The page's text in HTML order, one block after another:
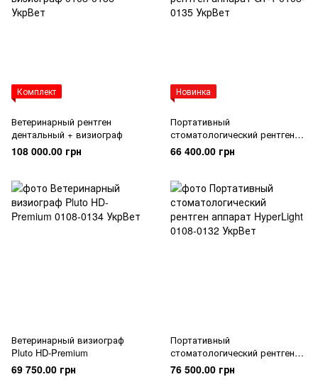
Комплект
Ветеринарный рентген
дентальный + визиограф
108 000.00 грн
Новинка
Портативный
стоматологический рентген
аппарат GT-1
66 400.00 грн
Ветеринарный визиограф
Pluto HD-Premium
69 750.00 грн
Портативный
стоматологический рентген
аппарат HyperLight
76 500.00 грн